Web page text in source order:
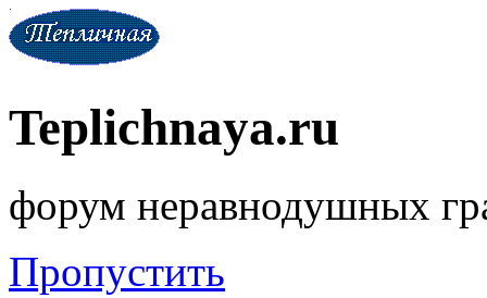
Teplichnaya.ru
форум неравнодушных
Пропустить